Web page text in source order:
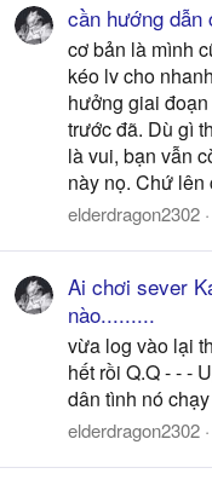
cần hướng dẫn
cơ bản là mình
kéo lv cho
hưởng giai
trước đã. Dù gì
là vui, bạn vẫn
này nọ. Chứ lên
elderdragon2302
Ai chơi sever
nào.........
vừa log vào lại
hết rồi Q.Q - - -
dân tình nó
elderdragon2302